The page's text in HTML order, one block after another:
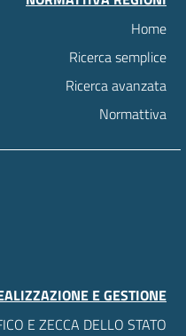
Home
Ricerca semplice
Ricerca avanzata
Normattiva
E GESTIONE
E ZECCA DELLO STATO